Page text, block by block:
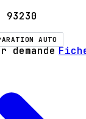
93230
AUTO